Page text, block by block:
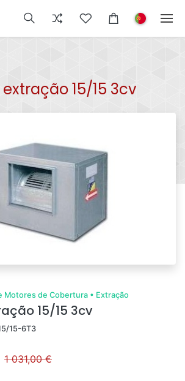
15/15 3cv
Motores de Cobertura • Extração
15/15 3cv
15-6T3
1 031,00 €